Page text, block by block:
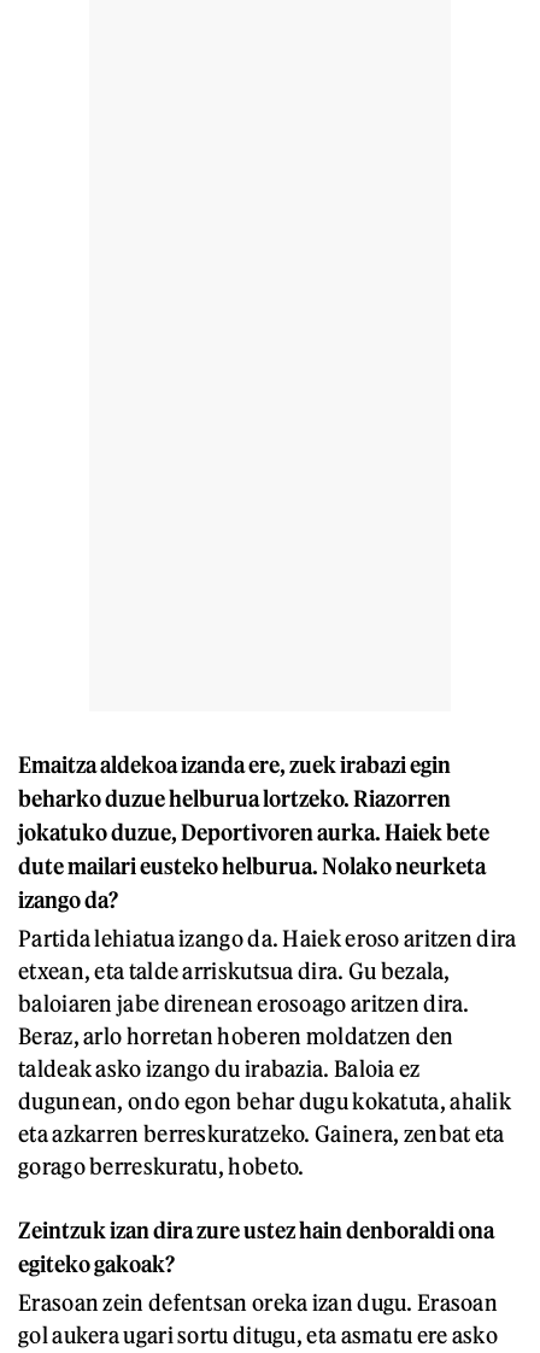
Emaitza aldekoa izanda ere, zuek irabazi egin
beharko duzue helburua lortzeko. Riazorren
jokatuko duzue, Deportivoren aurka. Haiek bete
dute mailari eusteko helburua. Nolako neurketa
izango da?
Partida lehiatua izango da. Haiek eroso aritzen dira
etxean, eta talde arriskutsua dira. Gu bezala,
baloiaren jabe direnean erosoago aritzen dira.
Beraz, arlo horretan hoberen moldatzen den
taldeak asko izango du irabazia. Baloia ez
dugunean, ondo egon behar dugu kokatuta, ahalik
eta azkarren berreskuratzeko. Gainera, zenbat eta
gorago berreskuratu, hobeto.
Zeintzuk izan dira zure ustez hain denboraldi ona
egiteko gakoak?
Erasoan zein defentsan oreka izan dugu. Erasoan
gol aukera ugari sortu ditugu, eta asmatu ere asko